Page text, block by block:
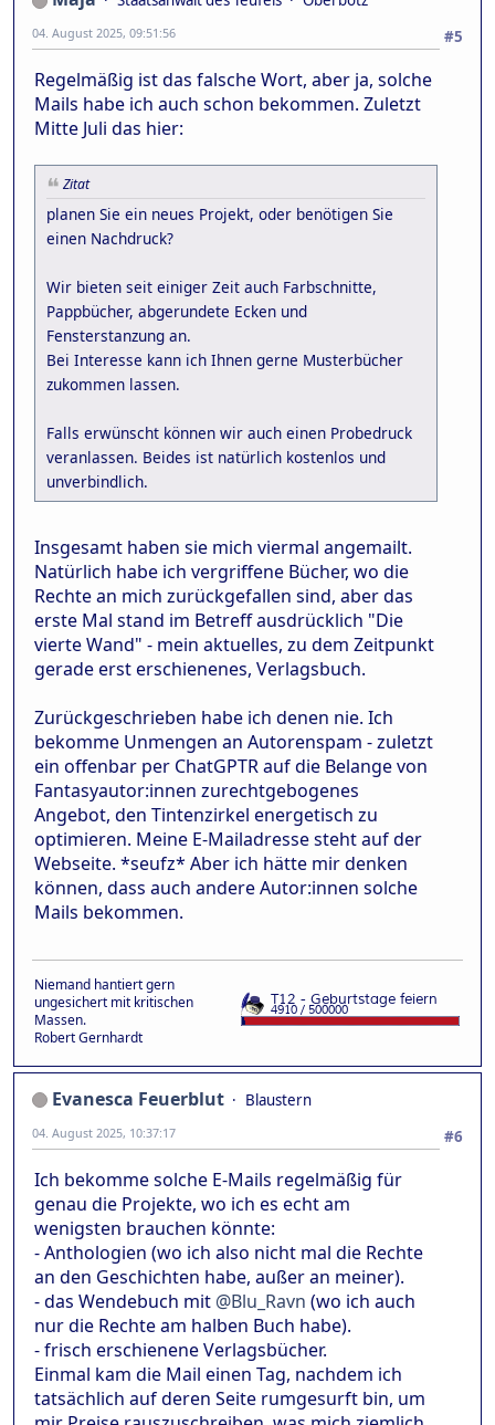
#5
04. August 2025, 09:51:56
Regelmäßig ist das falsche Wort, aber ja, solche
Mails habe ich auch schon bekommen. Zuletzt
Mitte Juli das hier:
Zitat
planen Sie ein neues Projekt, oder benötigen Sie
einen Nachdruck?
Wir bieten seit einiger Zeit auch Farbschnitte,
Pappbücher, abgerundete Ecken und
Fensterstanzung an.
Bei Interesse kann ich Ihnen gerne Musterbücher
zukommen lassen.
Falls erwünscht können wir auch einen Probedruck
veranlassen. Beides ist natürlich kostenlos und
unverbindlich.
Insgesamt haben sie mich viermal angemailt.
Natürlich habe ich vergriffene Bücher, wo die
Rechte an mich zurückgefallen sind, aber das
erste Mal stand im Betreff ausdrücklich "Die
vierte Wand" - mein aktuelles, zu dem Zeitpunkt
gerade erst erschienenes, Verlagsbuch.
Zurückgeschrieben habe ich denen nie. Ich
bekomme Unmengen an Autorenspam - zuletzt
ein offenbar per ChatGPTR auf die Belange von
Fantasyautor:innen zurechtgebogenes
Angebot, den Tintenzirkel energetisch zu
optimieren. Meine E-Mailadresse steht auf der
Webseite. *seufz* Aber ich hätte mir denken
können, dass auch andere Autor:innen solche
Mails bekommen.
Niemand hantiert gern
ungesichert mit kritischen
Massen.
Robert Gernhardt
Evanesca Feuerblut
Blaustern
#6
04. August 2025, 10:37:17
Ich bekomme solche E-Mails regelmäßig für
genau die Projekte, wo ich es echt am
wenigsten brauchen könnte:
- Anthologien (wo ich also nicht mal die Rechte
an den Geschichten habe, außer an meiner).
- das Wendebuch mit @Blu_Ravn (wo ich auch
nur die Rechte am halben Buch habe).
- frisch erschienene Verlagsbücher.
Einmal kam die Mail einen Tag, nachdem ich
tatsächlich auf deren Seite rumgesurft bin, um